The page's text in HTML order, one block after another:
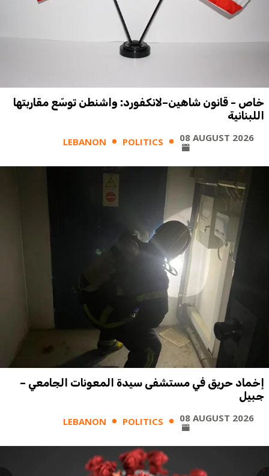
خاص - قانون شاهين–لانكفورد: واشنطن توسّع مقاربتها
اللبنانية
LEBANON POLITICS 08 AUGUST 2026
إخماد حريق في مستشفى سيدة المعونات الجامعي –
جبيل
LEBANON POLITICS 08 AUGUST 2026